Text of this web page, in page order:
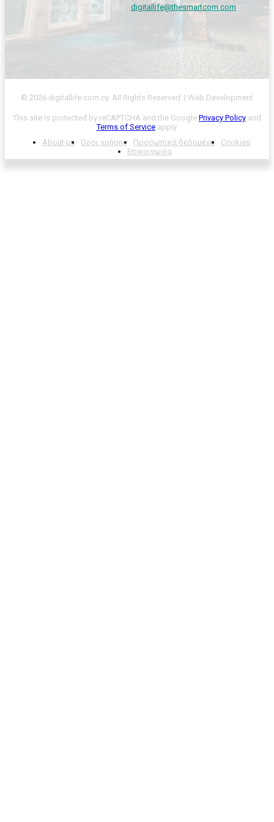
Επικοινωνήστε μαζί μας : digitallife@thesmartcom.com
© 2026 digitallife.com.cy. All Rights Reserved. | Web Development
This site is protected by reCAPTCHA and the Google Privacy Policy and
Terms of Serviceapply.
About us
Όροι χρήσης Προσωπικά δεδομένα
Cookies
Επικοινωνία